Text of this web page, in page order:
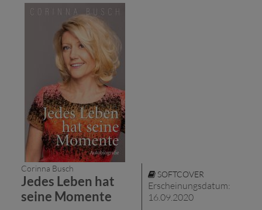
Corinna Busch
Jedes Leben hat
seine Momente
SOFTCOVER
Erscheinungsdatum:
16.09.2020